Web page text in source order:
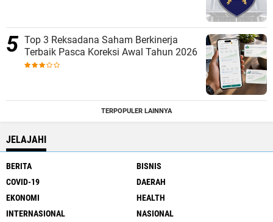
Top 3 Reksadana Saham Berkinerja
Terbaik Pasca Koreksi Awal Tahun 2026
TERPOPULER LAINNYA
JELAJAHI
BERITA
BISNIS
COVID-19
DAERAH
EKONOMI
HEALTH
INTERNASIONAL
NASIONAL